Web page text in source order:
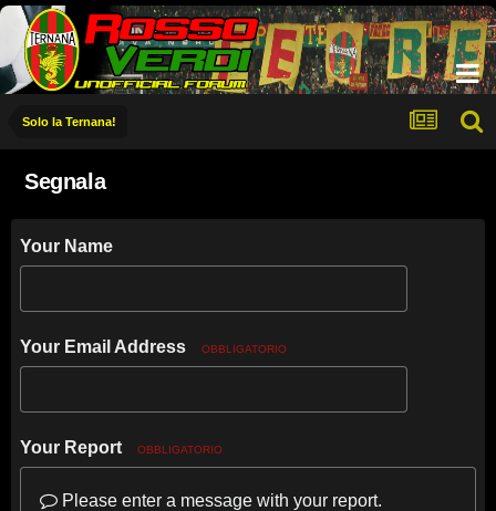
Solo la Ternana!
Segnala
Your Name
Your Email Address OBBLIGATORIO
Your Report OBBLIGATORIO
Please enter a message with your report.